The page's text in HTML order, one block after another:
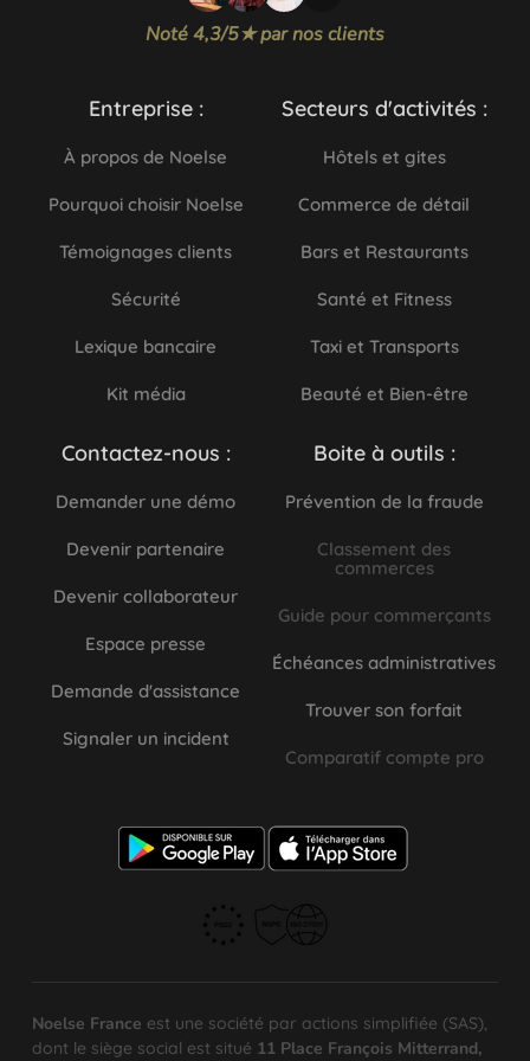
Noté 4,3/5★ par nos clients
Entreprise :
À propos de Noelse
Pourquoi choisir Noelse
Témoignages clients
Sécurité
Lexique bancaire
Kit média
Secteurs d'activités :
Hôtels et gites
Commerce de détail
Bars et Restaurants
Santé et Fitness
Taxi et Transports
Beauté et Bien-être
Contactez-nous :
Demander une démo
Devenir partenaire
Devenir collaborateur
Espace presse
Demande d'assistance
Signaler un incident
Boite à outils :
Prévention de la fraude
Classement des
commerces
Guide pour commerçants
Échéances administratives
Trouver son forfait
Comparatif compte pro
Noelse France est une société par actions simplifiée (SAS),
dont le siège social est situé 11 Place François Mitterrand,